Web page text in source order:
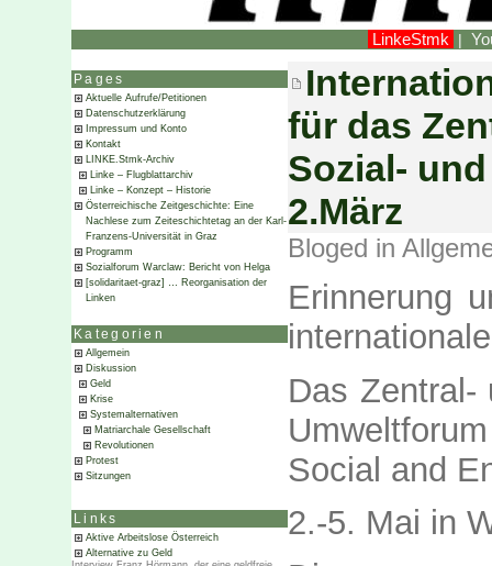
LinkeStmk |
Pages
Aktuelle Aufrufe/Petitionen
Datenschutzerklärung
Impressum und Konto
Kontakt
LINKE.Stmk-Archiv
Linke – Flugblattarchiv
Linke – Konzept – Historie
Österreichische Zeitgeschichte: Eine
Nachlese zum Zeiteschichtetag an der Karl-
Franzens-Universität in Graz
Programm
Sozialforum Warclaw: Bericht von Helga
[solidaritaet-graz] … Reorganisation der
Linken
Kategorien
Allgemein
Diskussion
Geld
Krise
Systemalternativen
Matriarchale Gesellschaft
Revolutionen
Protest
Sitzungen
Links
Aktive Arbeitslose Österreich
Alternative zu Geld
für das
Sozial-
2.März
Bloged in
Erinnerung
Das Zentral-
Social and
2.-5. Mai in